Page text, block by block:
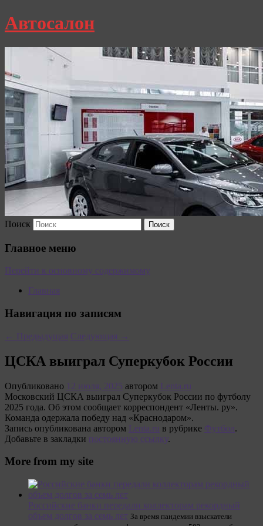
Автосалон
Поиск
Главное меню
Перейти к основному содержимому
Главная
Навигация по записям
← Предыдущая Следующая →
ЦСКА выиграл Суперкубок России
Опубликовано 12 июля, 2025 автором Lenta.ru
Московский ЦСКА выиграл Суперкубок России по футболу
2025 года. Об этом сообщает корреспондент «Ленты. ру».
Команда одержала победу над «Краснодаром».
Запись опубликована автором Lenta.ru в рубрике Футбол.
Добавьте в закладки постоянную ссылку.
More from my site
Российские банки передали коллекторам рекордный
объем долгов за семь лет За время пандемии взыскатели